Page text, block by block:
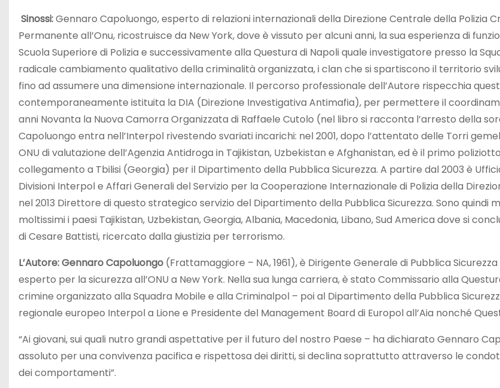
Sinossi:Gennaro Capoluongo, esperto di relazioni internazionali della Direzione Centrale della Polizia
Permanente all’Onu, ricostruisce da New York, dove è vissuto per alcuni anni, la sua esperienza di
Scuola Superiore di Polizia e successivamente alla Questura di Napoli quale investigatore presso la
radicale cambiamento qualitativo della criminalità organizzata, i clan che si spartiscono il territorio
fino ad assumere una dimensione internazionale. Il percorso professionale dell’Autore rispecchia
contemporaneamente istituita la DIA (Direzione Investigativa Antimafia), per permettere il
anni Novanta la Nuova Camorra Organizzata di Raffaele Cutolo (nel libro si racconta l’arresto della
Capoluongo entra nell’Interpol rivestendo svariati incarichi: nel 2001, dopo l’attentato delle Torri
ONU di valutazione dell’Agenzia Antidroga in Tajikistan, Uzbekistan e Afghanistan, ed è il primo
collegamento a Tbilisi (Georgia) per il Dipartimento della Pubblica Sicurezza. A partire dal 2003 è
Divisioni Interpol e Affari Generali del Servizio per la Cooperazione Internazionale di Polizia della
nel 2013 Direttore di questo strategico servizio del Dipartimento della Pubblica Sicurezza. Sono
moltissimi i paesi Tajikistan, Uzbekistan, Georgia, Albania, Macedonia, Libano, Sud America dove si
di Cesare Battisti, ricercato dalla giustizia per terrorismo.
L’Autore: Gennaro Capoluongo (Frattamaggiore – NA, 1961), è Dirigente Generale di Pubblica
esperto per la sicurezza all’ONU a New York. Nella sua lunga carriera, è stato Commissario alla
crimine organizzato alla Squadra Mobile e alla Criminalpol – poi al Dipartimento della Pubblica
regionale europeo Interpol a Lione e Presidente del Management Board di Europol all’Aia nonché
“Ai giovani, sui quali nutro grandi aspettative per il futuro del nostro Paese – ha dichiarato Gennaro
assoluto per una convivenza pacifica e rispettosa dei diritti, si declina soprattutto attraverso le
dei comportamenti”.